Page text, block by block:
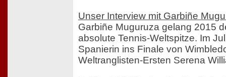
Unser Interview mit Garbiñe
Garbiñe Muguruza gelang 2015
absolute Tennis-Weltspitze. Im
Spanierin ins Finale von
Weltranglisten-Ersten Serena